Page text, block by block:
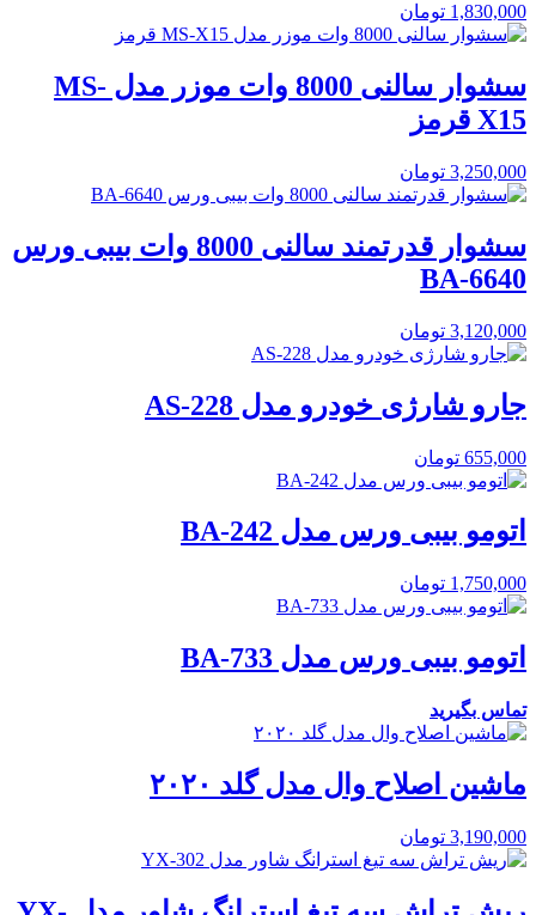
1,830,000 تومان
سشوار سالنی 8000 وات موزر مدل MS-
X15 قرمز
3,250,000 تومان
سشوار قدرتمند سالنی 8000 وات بیبی ورس
BA-6640
3,120,000 تومان
جارو شارژی خودرو مدل AS-228
655,000 تومان
اتومو بیبی ورس مدل BA-242
1,750,000 تومان
اتومو بیبی ورس مدل BA-733
تماس بگیرید
ماشین اصلاح وال مدل گلد ۲۰۲۰
3,190,000 تومان